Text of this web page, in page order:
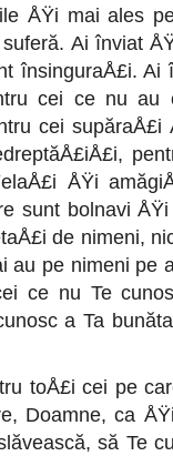
ÅŸi mai ales
Ai înviat
însinguraÅ£i.
cei ce nu au
cei
ÅŸi
sunt bolnavi
de nimeni,
au pe nimeni pe
ce nu Te
a Ta
toÅ£i cei pe
Doamne, ca
să Te